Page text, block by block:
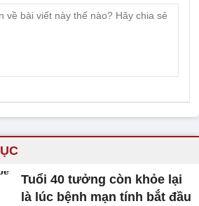
Tuổi 40 tưởng còn khỏe lại
là lúc bệnh mạn tính bắt đầu